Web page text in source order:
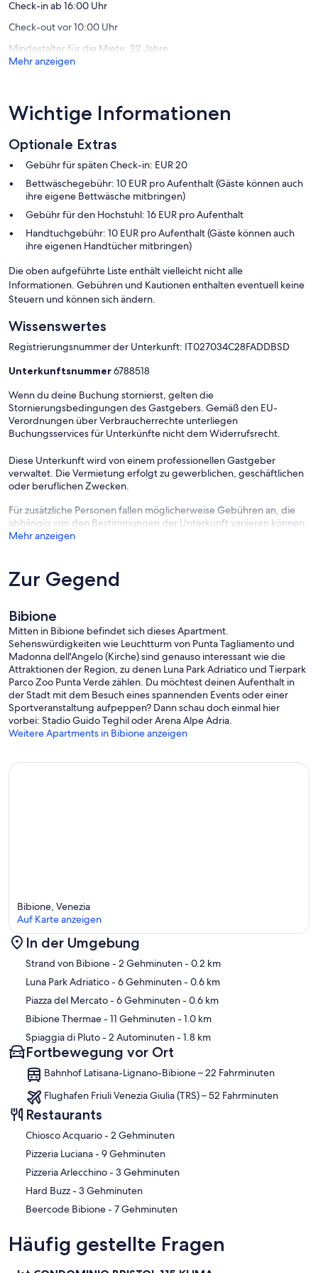
Check-in ab 16:00 Uhr
Check-out vor 10:00 Uhr
Mindestalter für die Miete: 22 Jahre
Mehr anzeigen
Wichtige Informationen
Optionale Extras
Gebühr für späten Check-in: EUR 20
Bettwäschegebühr: 10 EUR pro Aufenthalt (Gäste können auch
ihre eigene Bettwäsche mitbringen)
Gebühr für den Hochstuhl: 16 EUR pro Aufenthalt
Handtuchgebühr: 10 EUR pro Aufenthalt (Gäste können auch
ihre eigenen Handtücher mitbringen)
Die oben aufgeführte Liste enthält vielleicht nicht alle
Informationen. Gebühren und Kautionen enthalten eventuell keine
Steuern und können sich ändern.
Wissenswertes
Registrierungsnummer der Unterkunft: IT027034C28FADDBSD
Unterkunftsnummer6788518
Wenn du deine Buchung stornierst, gelten die
Stornierungsbedingungen des Gastgebers. Gemäß den EU-
Verordnungen über Verbraucherrechte unterliegen
Buchungsservices für Unterkünfte nicht dem Widerrufsrecht.
Diese Unterkunft wird von einem professionellen Gastgeber
verwaltet. Die Vermietung erfolgt zu gewerblichen, geschäftlichen
oder beruflichen Zwecken.
Für zusätzliche Personen fallen möglicherweise Gebühren an, die
abhängig von den Bestimmungen der Unterkunft variieren können.
Mehr anzeigen
Zur Gegend
Bibione
Mitten in Bibione befindet sich dieses Apartment.
Sehenswürdigkeiten wie Leuchtturm von Punta Tagliamento und
Madonna dell'Angelo (Kirche) sind genauso interessant wie die
Attraktionen der Region, zu denen Luna Park Adriatico und Tierpark
Parco Zoo Punta Verde zählen. Du möchtest deinen Aufenthalt in
der Stadt mit dem Besuch eines spannenden Events oder einer
Sportveranstaltung aufpeppen? Dann schau doch einmal hier
vorbei: Stadio Guido Teghil oder Arena Alpe Adria.
Weitere Apartments in Bibione anzeigen
Karte
Bibione, Venezia
Auf Karte anzeigen
In der Umgebung
Strand von Bibione- 2 Gehminuten- 0.2 km
Luna Park Adriatico- 6 Gehminuten- 0.6 km
Piazza del Mercato- 6 Gehminuten- 0.6 km
Bibione Thermae- 11 Gehminuten- 1.0 km
Spiaggia di Pluto- 2 Autominuten- 1.8 km
Fortbewegung vor Ort
Bahnhof Latisana-Lignano-Bibione – 22 Fahrminuten
Flughafen Friuli Venezia Giulia (TRS) – 52 Fahrminuten
Restaurants
‪Chiosco Acquario - ‬2 Gehminuten
‪Pizzeria Luciana - ‬9 Gehminuten
‪Pizzeria Arlecchino - ‬3 Gehminuten
‪Hard Buzz - ‬3 Gehminuten
‪Beercode Bibione - ‬7 Gehminuten
Häufig gestellte Fragen